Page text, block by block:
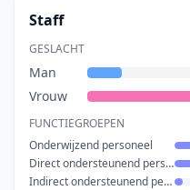
Staff
GESLACHT
Man
Vrouw
FUNCTIEGROEPEN
Onderwijzend personeel
Direct ondersteunend personeel
Indirect ondersteunend personeel